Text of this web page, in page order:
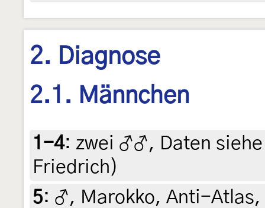
2. Diagnose
2.1. Männchen
1-4: zwei ♂♂, Daten
Friedrich)
5: ♂, Marokko, Anti-Atlas,